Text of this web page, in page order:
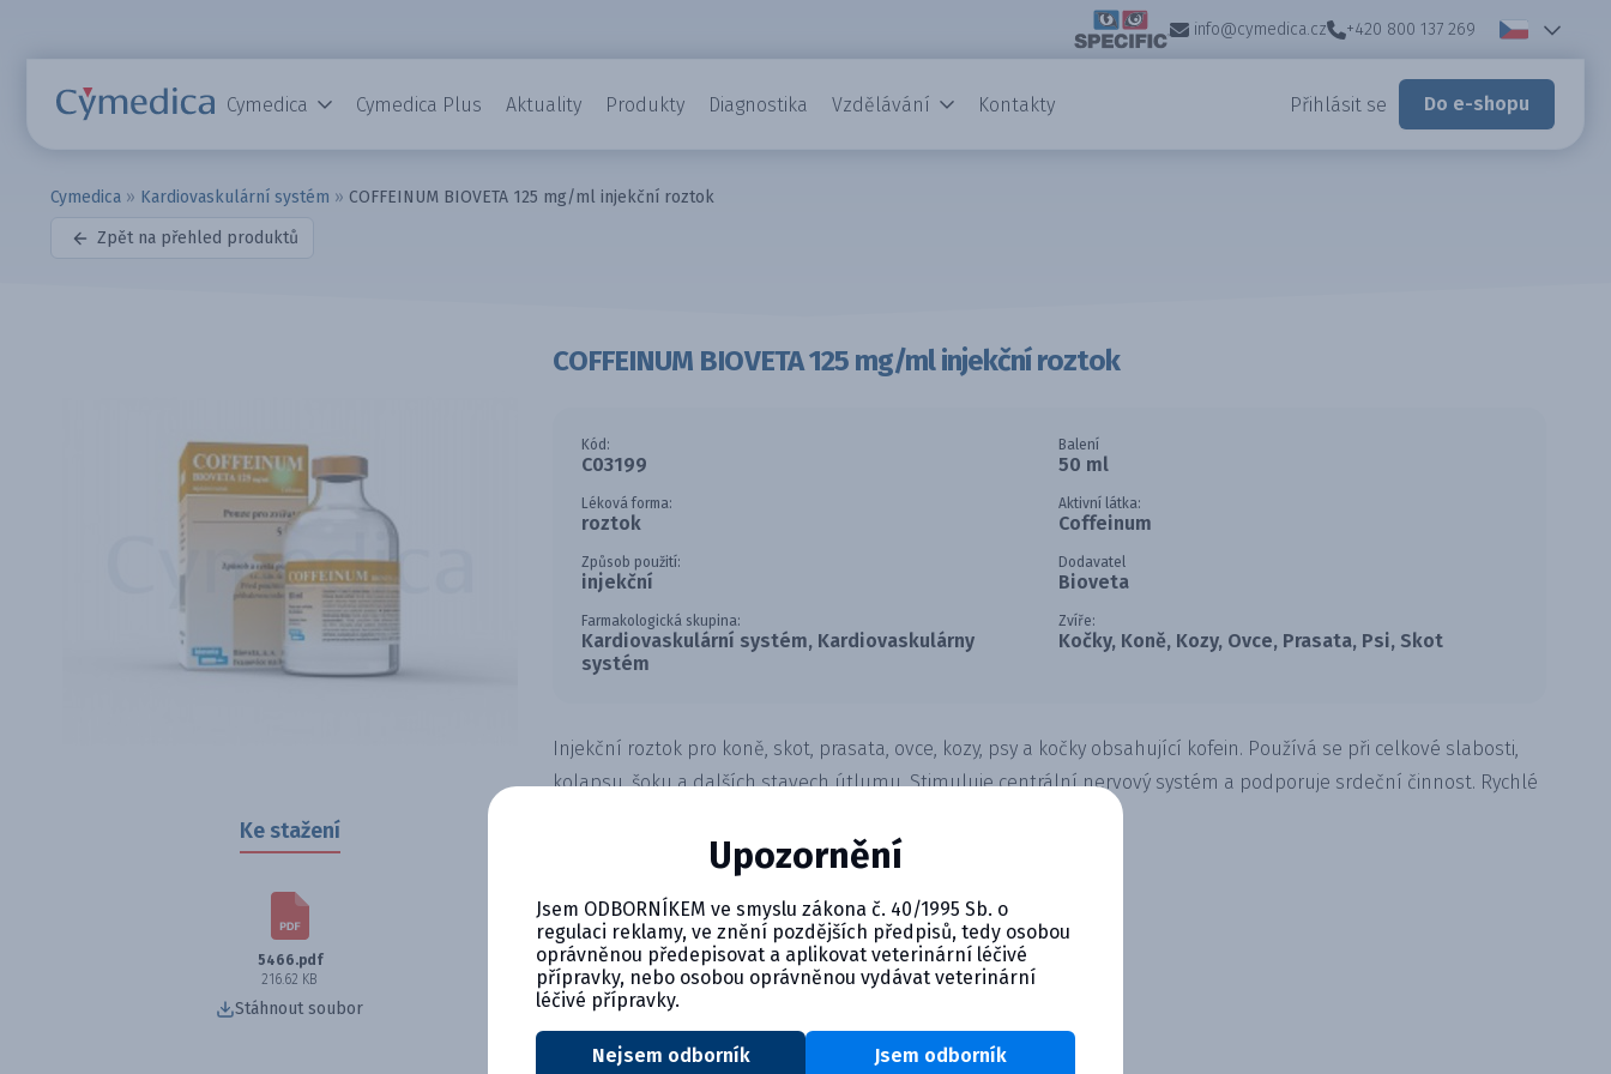
info@cymedica.cz +420 800 137 269
Cymedica Cymedica Plus Aktuality Produkty Diagnostika Vzdělávání Kontakty Přihlásit se Do e-shopu
Cymedica » Kardiovaskulární systém » COFFEINUM BIOVETA 125 mg/ml injekční roztok
Zpět na přehled produktů
Ke stažení
5466.pdf
216.62 KB
Stáhnout soubor
COFFEINUM BIOVETA 125 mg/ml injekční roztok
Kód:
C03199
Balení
50 ml
Léková forma:
roztok
Aktivní látka:
Coffeinum
Způsob použití:
injekční
Dodavatel
Bioveta
Farmakologická skupina:
Kardiovaskulární systém, Kardiovaskulárny
systém
Zvíře:
Kočky, Koně, Kozy, Ovce, Prasata, Psi, Skot
Injekční roztok pro koně, skot, prasata, ovce, kozy, psy a kočky obsahující kofein. Používá se při celkové slabosti,
kolapsu, šoku a dalších stavech útlumu. Stimuluje centrální nervový systém a podporuje srdeční činnost. Rychlé
Upozornění
Jsem ODBORNÍKEM ve smyslu zákona č. 40/1995 Sb. o
regulaci reklamy, ve znění pozdějších předpisů, tedy osobou
oprávněnou předepisovat a aplikovat veterinární léčivé
přípravky, nebo osobou oprávněnou vydávat veterinární
léčivé přípravky.
Nejsem odborník Jsem odborník